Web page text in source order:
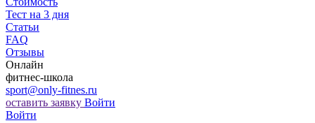
Тест на 3 дня
Статьи
FAQ
Отзывы
Онлайн
фитнес-школа
sport@only-fitnes.ru
оставить заявку Войти
Войти